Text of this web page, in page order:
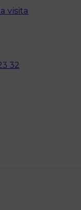
visita
32